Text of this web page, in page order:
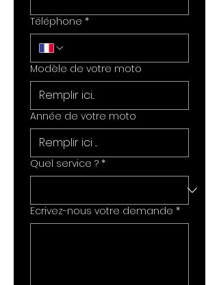
Téléphone *
Modèle de votre moto
Année de votre moto
Quel service ? *
Ecrivez-nous votre demande *